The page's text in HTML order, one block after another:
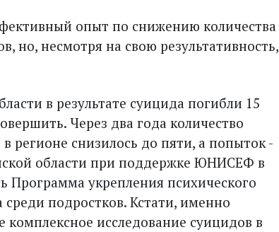
опыт по снижению количества
но, несмотря на свою результативность,
в результате суицида погибли 15
Через два года количество
регионе снизилось до пяти, а попыток -
области при поддержке ЮНИСЕФ в
Программа укрепления психического
подростков. Кстати, именно
исследование суицидов в